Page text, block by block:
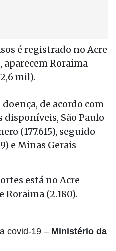
é registrado no Acre
aparecem Roraima
mil).
de acordo com
disponíveis, São Paulo
(177.615), seguido
e Minas Gerais
está no Acre
Roraima (2.180).
covid-19 – Ministério da